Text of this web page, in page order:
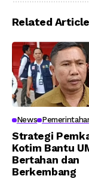
Related
News
Strategi
Kotim Bantu
Bertahan dan
Berkembang